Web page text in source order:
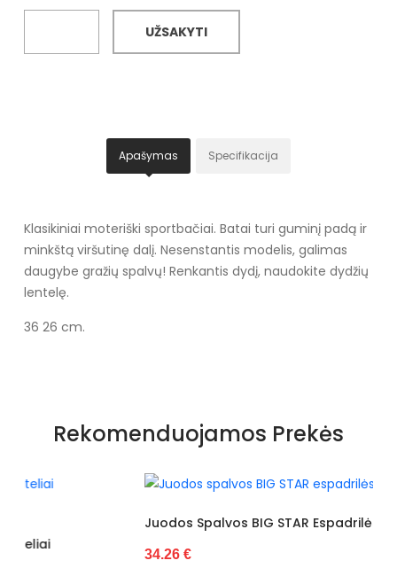
UŽSAKYTI
Apašymas Specifikacija
Klasikiniai moteriški sportbačiai. Batai turi guminį padą ir
minkštą viršutinę dalį. Nesenstantis modelis, galimas
daugybe gražių spalvų! Renkantis dydį, naudokite dydžių
lentelę.
36 26 cm.
Siūlome rinktis tokį dydį, kokį
dėvite
Išorinė medžiaga
Rekomenduojamos Prekės
Juodos Spalvos BIG STAR Espadrilės (POL71594)